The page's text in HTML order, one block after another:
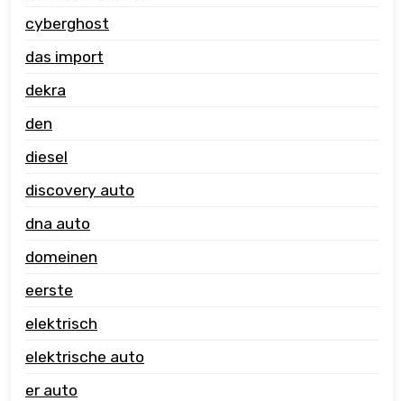
cyberghost
das import
dekra
den
diesel
discovery auto
dna auto
domeinen
eerste
elektrisch
elektrische auto
er auto